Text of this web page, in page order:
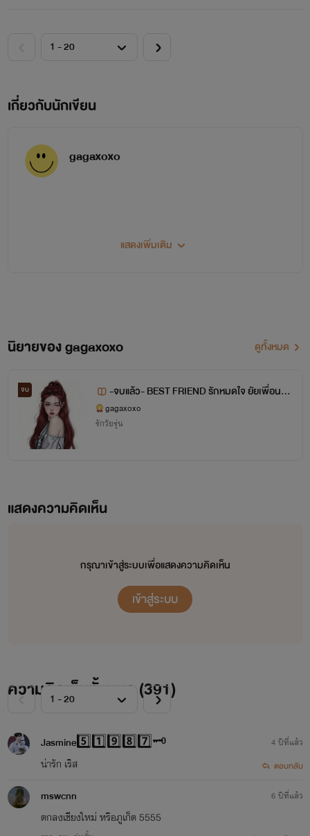
เกี่ยวกับนักเขียน
gagaxoxo
𝚂𝚊𝚢 𝙷𝚒 𝚁𝚎𝚊𝚍𝚎𝚛
นิยายที่แต่งเป็นนิยายรักวัยรุ่นนะคะ เลิฟซีนบ้าง ดราม่าหน่อยๆค่ะ
**ช่วยติดตามและเป็นกำลังใจให้กันด้วยนะคะ**
หากฝ่าฝืนมีโทษบัญญัติไว้สูงสุดตามกฏหมาย พระราชบัญญัติ2537
เริ่มเขียนนิยาย : ๑๑ ตุลาคม ๒๕๖๐
gagaxoxo
แสดงเพิ่มเติม
นิยายของ gagaxoxo ดูทั้งหมด
จบ
-จบแล้ว- BEST FRIEND รักหมดใจ ยัยเพื่อนสนิ
ท (อาร์ค - เจ้าขา) 18+
gagaxoxo
รักวัยรุ่น
แสดงความคิดเห็น
กรุณาเข้าสู่ระบบเพื่อแสดงความคิดเห็น
เข้าสู่ระบบ
ความคิดเห็นทั้งหมด (391)
Jasmine5️⃣1️⃣9️⃣8️⃣7️⃣🗝
น่ารัก เริส
4 ปีที่แล้ว
ตอบกลับ
mswcnn
ตกลงเชียงใหม่ หรือภูเก็ต 5555
6 ปีที่แล้ว